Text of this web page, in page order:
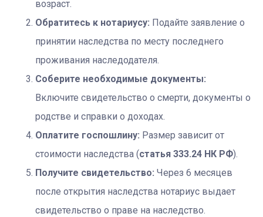
возраст.
Обратитесь к нотариусу: Подайте заявление о
принятии наследства по месту последнего
проживания наследодателя.
Соберите необходимые документы:
Включите свидетельство о смерти, документы о
родстве и справки о доходах.
Оплатите госпошлину: Размер зависит от
стоимости наследства (статья 333.24 НК РФ).
Получите свидетельство: Через 6 месяцев
после открытия наследства нотариус выдает
свидетельство о праве на наследство.